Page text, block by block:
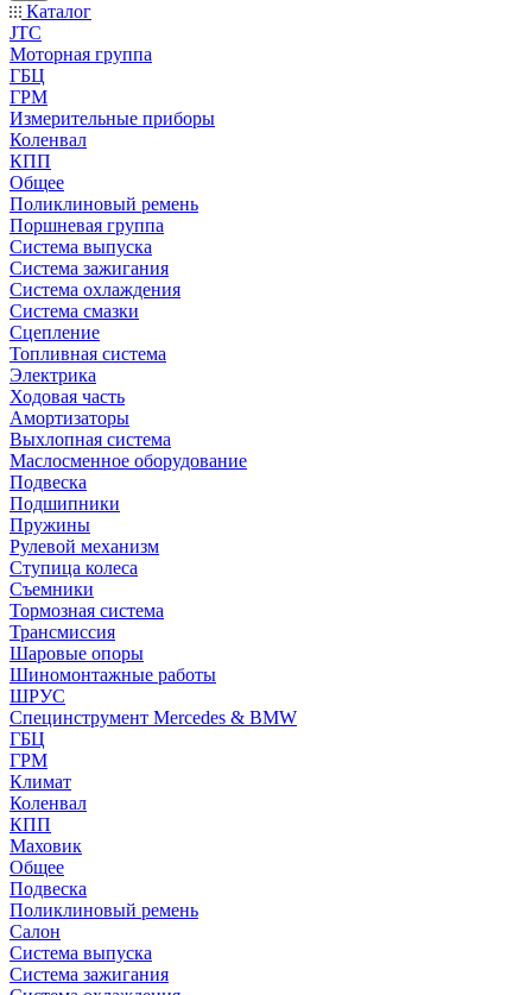
Каталог
JTC
Моторная группа
ГБЦ
ГРМ
Измерительные приборы
Коленвал
КПП
Общее
Поликлиновый ремень
Поршневая группа
Система выпуска
Система зажигания
Система охлаждения
Система смазки
Сцепление
Топливная система
Электрика
Ходовая часть
Амортизаторы
Выхлопная система
Маслосменное оборудование
Подвеска
Подшипники
Пружины
Рулевой механизм
Ступица колеса
Съемники
Тормозная система
Трансмиссия
Шаровые опоры
Шиномонтажные работы
ШРУС
Специнструмент Mercedes & BMW
ГБЦ
ГРМ
Климат
Коленвал
КПП
Маховик
Общее
Подвеска
Поликлиновый ремень
Салон
Система выпуска
Система зажигания